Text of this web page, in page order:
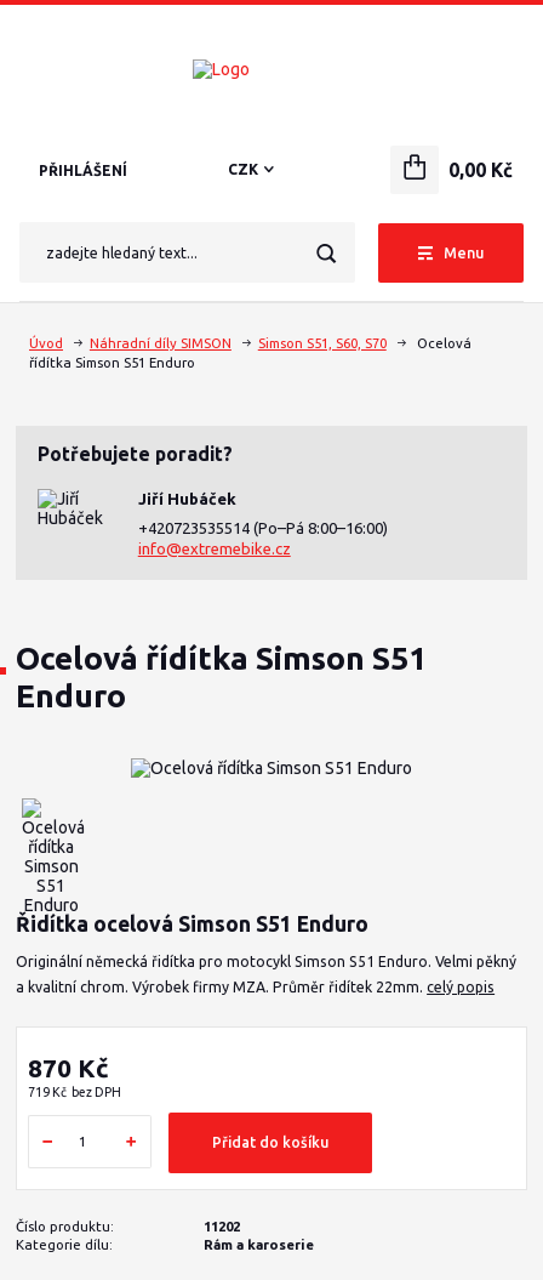
Menu
CZK
PŘIHLÁŠENÍ 0,00 Kč
Úvod Náhradní díly SIMSON Simson S51, S60, S70
Ocelová
řídítka Simson S51 Enduro
Potřebujete poradit?
Jiří Hubáček
+420723535514 (Po–Pá 8:00–16:00)
info@extremebike.cz
Ocelová řídítka Simson S51
Enduro
Řidítka ocelová Simson S51 Enduro
Originální německá řidítka pro motocykl Simson S51 Enduro. Velmi pěkný
a kvalitní chrom. Výrobek firmy MZA. Průměr řidítek 22mm.celý popis
870 Kč
719 Kč bez DPH
Přidat do košíku
Číslo produktu:
11202
Kategorie dílu:
Rám a karoserie